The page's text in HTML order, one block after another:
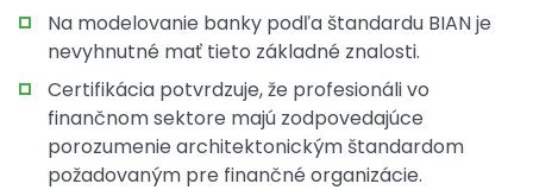
Na modelovanie banky podľa štandardu BIAN je
nevyhnutné mať tieto základné znalosti.
Certifikácia potvrdzuje, že profesionáli vo
finančnom sektore majú zodpovedajúce
porozumenie architektonickým štandardom
požadovaným pre finančné organizácie.